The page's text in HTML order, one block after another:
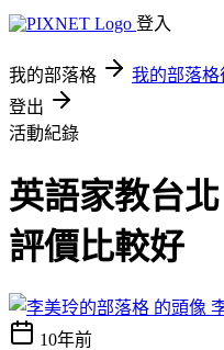
登入
我的部落格 我的部落格
登出
活動紀錄
英語家教台
評價比較好
10年前